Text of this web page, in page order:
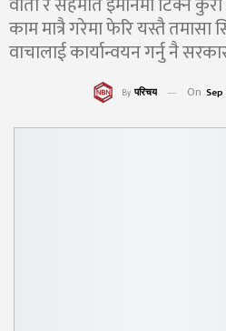
काम मात्रै गरेमा फेरि यस्तै तमासा
वाचालाई कार्यान्वयन गर्नु नै
By परिचय On